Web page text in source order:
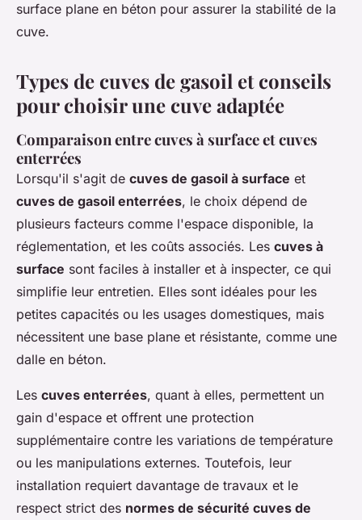
surface plane en béton pour assurer la stabilité de la
cuve.
Types de cuves de gasoil et conseils
pour choisir une cuve adaptée
Comparaison entre cuves à surface et cuves
enterrées
Lorsqu'il s'agit de cuves de gasoil à surface et
cuves de gasoil enterrées, le choix dépend de
plusieurs facteurs comme l'espace disponible, la
réglementation, et les coûts associés. Les cuves à
surface sont faciles à installer et à inspecter, ce qui
simplifie leur entretien. Elles sont idéales pour les
petites capacités ou les usages domestiques, mais
nécessitent une base plane et résistante, comme une
dalle en béton.
Les cuves enterrées, quant à elles, permettent un
gain d'espace et offrent une protection
supplémentaire contre les variations de température
ou les manipulations externes. Toutefois, leur
installation requiert davantage de travaux et le
respect strict des normes de sécurité cuves de